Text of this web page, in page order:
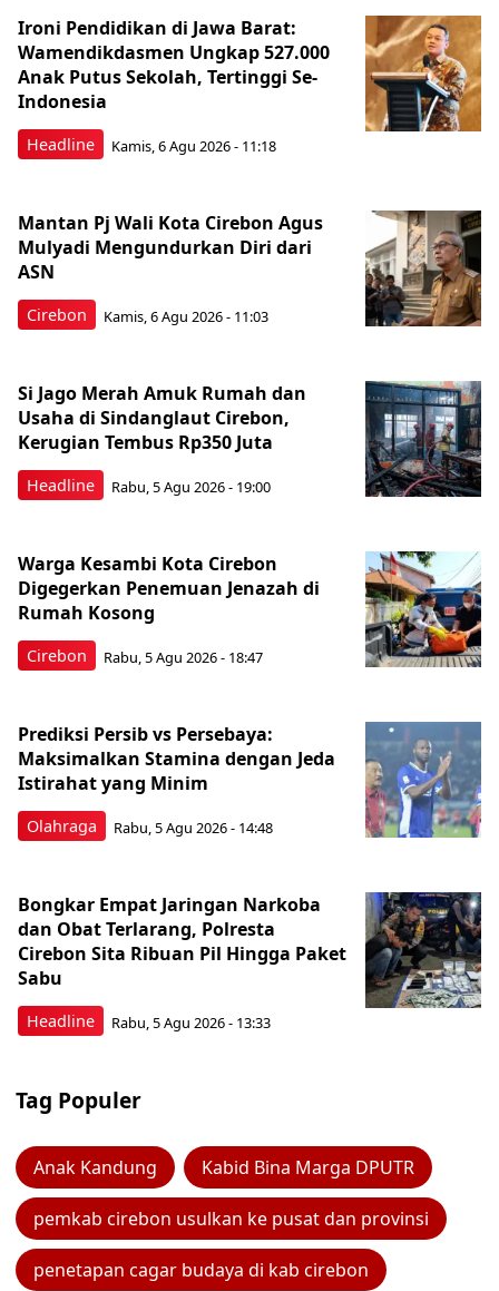
Headline
Ironi Pendidikan di Jawa Barat:
Wamendikdasmen Ungkap 527.000
Anak Putus Sekolah, Tertinggi Se-
Indonesia
Kamis, 6 Agu 2026 - 11:18
Cirebon
Mantan Pj Wali Kota Cirebon Agus
Mulyadi Mengundurkan Diri dari
ASN
Kamis, 6 Agu 2026 - 11:03
Headline
Si Jago Merah Amuk Rumah dan
Usaha di Sindanglaut Cirebon,
Kerugian Tembus Rp350 Juta
Rabu, 5 Agu 2026 - 19:00
Cirebon
Warga Kesambi Kota Cirebon
Digegerkan Penemuan Jenazah di
Rumah Kosong
Rabu, 5 Agu 2026 - 18:47
Olahraga
Prediksi Persib vs Persebaya:
Maksimalkan Stamina dengan Jeda
Istirahat yang Minim
Rabu, 5 Agu 2026 - 14:48
Headline
Bongkar Empat Jaringan Narkoba
dan Obat Terlarang, Polresta
Cirebon Sita Ribuan Pil Hingga Paket
Sabu
Rabu, 5 Agu 2026 - 13:33
Tag Populer
Anak Kandung Kabid Bina Marga DPUTR
pemkab cirebon usulkan ke pusat dan provinsi
penetapan cagar budaya di kab cirebon